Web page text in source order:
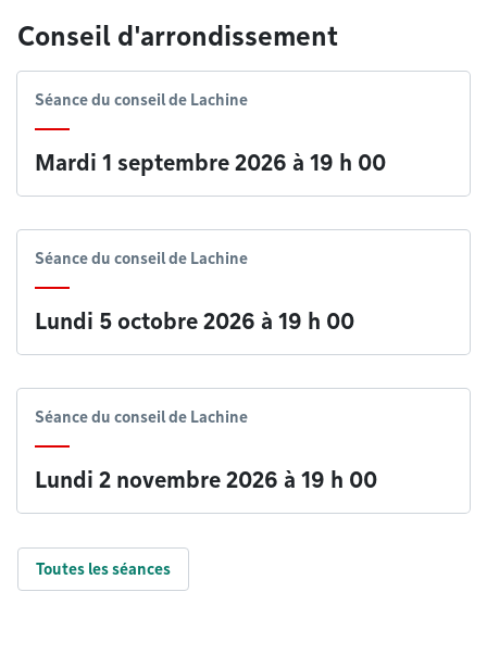
Conseil d'arrondissement
Séance du conseil de Lachine
Mardi 1 septembre 2026 à 19 h 00
Séance du conseil de Lachine
Lundi 5 octobre 2026 à 19 h 00
Séance du conseil de Lachine
Lundi 2 novembre 2026 à 19 h 00
Toutes les séances